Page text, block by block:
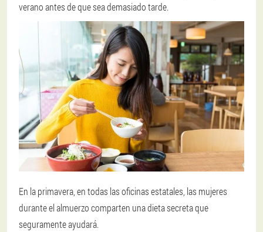
verano antes de que sea demasiado tarde.
En la primavera, en todas las oficinas estatales, las mujeres
durante el almuerzo comparten una dieta secreta que
seguramente ayudará.